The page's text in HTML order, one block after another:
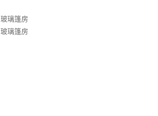
玻璃篷房
玻璃篷房